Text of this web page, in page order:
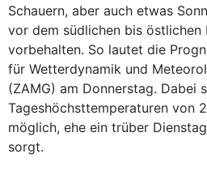
Schauern, aber auch etwas
vor dem südlichen bis östlichen
vorbehalten. So lautet die
für Wetterdynamik und
(ZAMG) am Donnerstag. Dabei
Tageshöchsttemperaturen von
möglich, ehe ein trüber
sorgt.